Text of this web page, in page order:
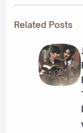
Related Posts